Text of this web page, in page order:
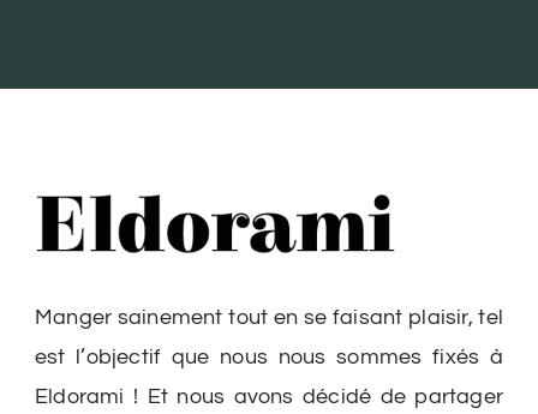
Manger sainement tout en se faisant plaisir, tel
est l’objectif que nous nous sommes fixés à
Eldorami ! Et nous avons décidé de partager